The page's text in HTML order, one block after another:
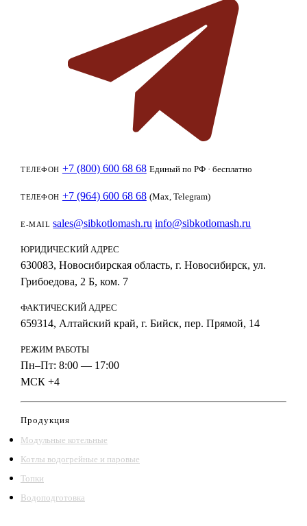
ТЕЛЕФОН +7 (800) 600 68 68 Единый по РФ · бесплатно
ТЕЛЕФОН +7 (964) 600 68 68 (Max, Telegram)
E-MAIL sales@sibkotlomash.ru info@sibkotlomash.ru
ЮРИДИЧЕСКИЙ АДРЕС
630083, Новосибирская область, г. Новосибирск, ул.
Грибоедова, 2 Б, ком. 7
ФАКТИЧЕСКИЙ АДРЕС
659314, Алтайский край, г. Бийск, пер. Прямой, 14
РЕЖИМ РАБОТЫ
Пн–Пт: 8:00 — 17:00
МСК +4
Продукция
Модульные котельные
Котлы водогрейные и паровые
Топки
Водоподготовка